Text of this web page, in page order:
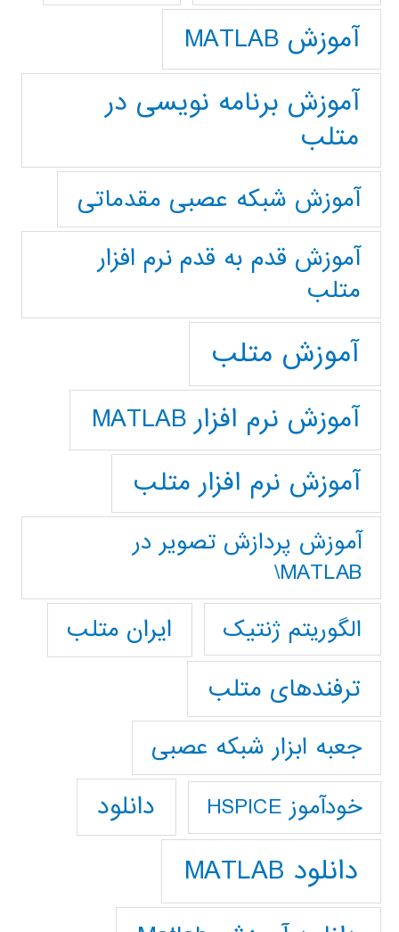
آموزش MATLAB
آموزش برنامه نویسی در
متلب
آموزش شبکه عصبی مقدماتی
آموزش قدم به قدم نرم افزار
متلب
آموزش متلب
آموزش نرم افزار MATLAB
آموزش نرم افزار متلب
آموزش پردازش تصوير در
MATLAB\
الگوریتم ژنتیک
ایران متلب
ترفندهای متلب
جعبه ابزار شبکه عصبی
خودآموز HSPICE دانلود
دانلود MATLAB